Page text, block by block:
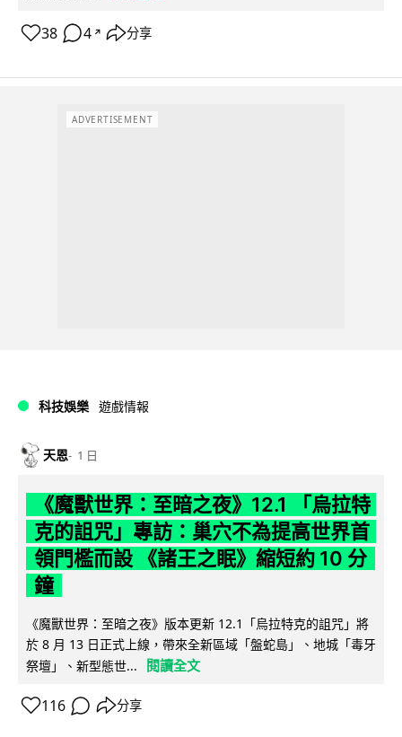
38 4 ↗ 分享
ADVERTISEMENT
科技娛樂 遊戲情報
天恩 1 日
《魔獸世界：至暗之夜》12.1 「烏拉特
克的詛咒」專訪：巢穴不為提高世界首
領門檻而設 《諸王之眠》縮短約 10 分
鐘
《魔獸世界：至暗之夜》版本更新 12.1「烏拉特克的詛咒」將
於 8 月 13 日正式上線，帶來全新區域「盤蛇島」、地城「毒牙
祭壇」、新型態世...
閱讀全文
116 分享